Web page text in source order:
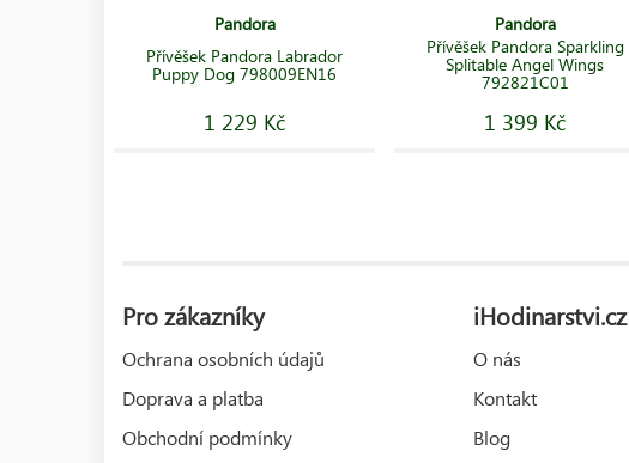
Pandora
Přívěšek Pandora Labrador
Puppy Dog 798009EN16
1 229 Kč
Pandora
Přívěšek Pandora Sparkling
Splitable Angel Wings
792821C01
1 399 Kč
Pro zákazníky
Ochrana osobních údajů
Doprava a platba
Obchodní podmínky
iHodinarstvi.cz
O nás
Kontakt
Blog